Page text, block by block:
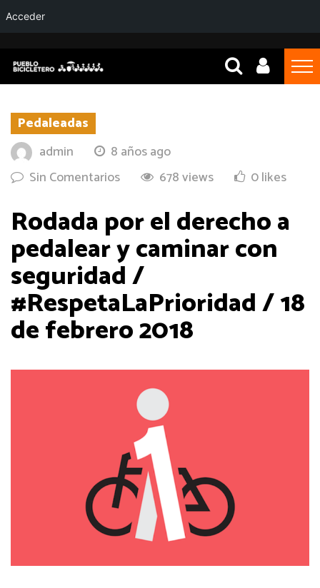
Pedaleadas
admin
8 años ago
Sin Comentarios
678 views 0 likes
Rodada por el derecho a
pedalear y caminar con
seguridad /
#RespetaLaPrioridad / 18
de febrero 2018
Acceder